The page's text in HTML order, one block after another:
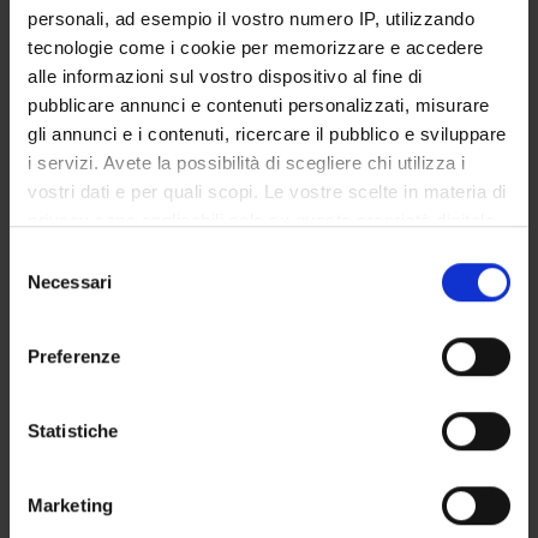
personali, ad esempio il vostro numero IP, utilizzando
tecnologie come i cookie per memorizzare e accedere
alle informazioni sul vostro dispositivo al fine di
pubblicare annunci e contenuti personalizzati, misurare
gli annunci e i contenuti, ricercare il pubblico e sviluppare
i servizi. Avete la possibilità di scegliere chi utilizza i
vostri dati e per quali scopi. Le vostre scelte in materia di
modificare o revocare il proprio consenso in qualsiasi
momento dalla Dichiarazione sui cookie o facendo clic
raccogliere informazioni sulla tua posizione
geografica, con un'approssimazione di qualche
Identificare il tuo dispositivo, scansionandolo
delNecessari
Preferenze
Statistiche
Marketing
Roberto Leone
Incaricato alla ricerca
Giovanna Stoppa
SEZIONI
Farmacologia
AREE DI RICERCA